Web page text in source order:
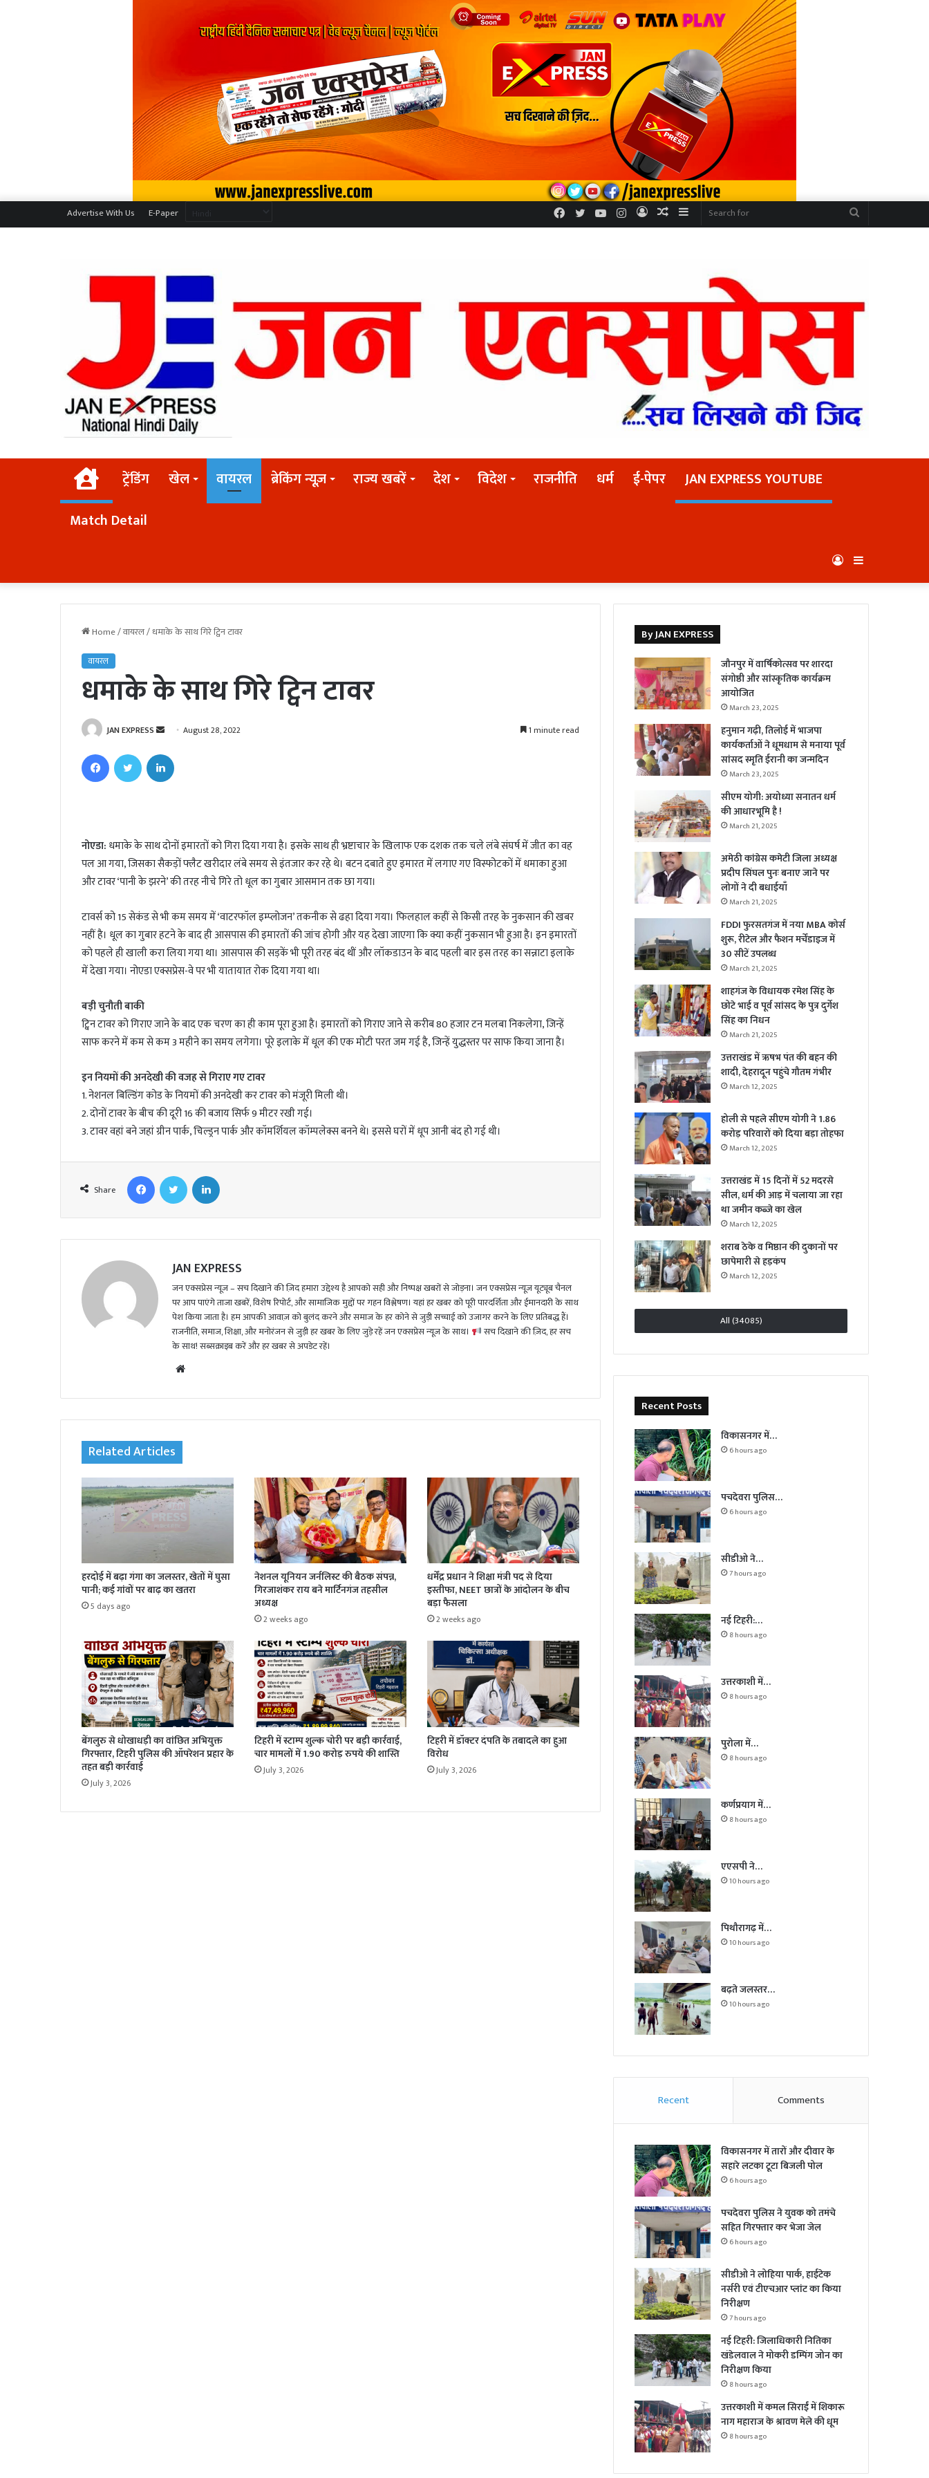
Advertise With Us E-Paper Sidebar
Random
Log
Instagram
YouTube
Twitter
Facebook
Homeट्रेंडिंग खेल वायरल ब्रेकिंग न्यूज़ राज्य खबरें देश विदेश राजनीति धर्म ई-पेपर
JAN EXPRESS YOUTUBE
Match Detail
Log
In
Home/वायरल/धमाके के साथ गिरे ट्विन टावर
वायरल
धमाके के साथ गिरे ट्विन टावर
JAN EXPRESS
d
m
a
i
August 28, 2022 1 minute read
नोएडा: धमाके के साथ दोनों इमारतों को गिरा दिया गया है। इसके साथ ही भ्रष्टाचार के खिलाफ एक दशक तक चले लंबे संघर्ष में जीत का वह
पल आ गया, जिसका सैकड़ों फ्लैट खरीदार लंबे समय से इंतजार कर रहे थे। बटन दबाते हुए इमारत में लगाए गए विस्फोटकों में धमाका हुआ
और टावर ‘पानी के झरने’ की तरह नीचे गिरे तो धूल का गुबार आसमान तक छा गया।
टावर्स को 15 सेकंड से भी कम समय में ‘वाटरफॉल इम्प्लोजन’ तकनीक से ढहा दिया गया। फिलहाल कहीं से किसी तरह के नुकसान की खबर
नहीं है। धूल का गुबार हटने के बाद ही आसपास की इमारतों की जांच होगी और यह देखा जाएगा कि क्या कहीं नुकसान भी हुआ है। इन इमारतों
को पहले ही खाली करा लिया गया था। आसपास की सड़कें भी पूरी तरह बंद थीं और लॉकडाउन के बाद पहली बार इस तरह का सन्नाटा इलाके
में देखा गया। नोएडा एक्सप्रेस-वे पर भी यातायात रोक दिया गया था।
बड़ी चुनौती बाकी
ट्विन टावर को गिराए जाने के बाद एक चरण का ही काम पूरा हुआ है। इमारतों को गिराए जाने से करीब 80 हजार टन मलबा निकलेगा, जिन्हें
साफ करने में कम से कम 3 महीने का समय लगेगा। पूरे इलाके में धूल की एक मोटी परत जम गई है, जिन्हें युद्धस्तर पर साफ किया जाना है।
इन नियमों की अनदेखी की वजह से गिराए गए टावर
1. नेशनल बिल्डिंग कोड के नियमों की अनदेखी कर टावर को मंजूरी मिली थी।
2. दोनों टावर के बीच की दूरी 16 की बजाय सिर्फ 9 मीटर रखी गई।
3. टावर वहां बने जहां ग्रीन पार्क, चिल्ड्रन पार्क और कॉमर्शियल कॉम्पलेक्स बनने थे। इससे घरों में धूप आनी बंद हो गई थी।
Share
JAN EXPRESS
जन एक्सप्रेस न्यूज़ – सच दिखाने की ज़िद हमारा उद्देश्य है आपको सही और निष्पक्ष खबरों से जोड़ना। जन एक्सप्रेस न्यूज़ यूट्यूब चैनल
पर आप पाएंगे ताजा खबरें, विशेष रिपोर्ट, और सामाजिक मुद्दों पर गहन विश्लेषण। यहां हर खबर को पूरी पारदर्शिता और ईमानदारी के साथ
पेश किया जाता है। हम आपकी आवाज़ को बुलंद करने और समाज के हर कोने से जुड़ी सच्चाई को उजागर करने के लिए प्रतिबद्ध हैं।
राजनीति, समाज, शिक्षा, और मनोरंजन से जुड़ी हर खबर के लिए जुड़े रहें जन एक्सप्रेस न्यूज़ के साथ।
सच दिखाने की ज़िद, हर सच
के साथ! सब्सक्राइब करें और हर खबर से अपडेट रहें।
te
Related Articles
हरदोई में बढ़ा गंगा का जलस्तर, खेतों में घुसा
पानी; कई गांवों पर बाढ़ का खतरा
5 days ago
नेशनल यूनियन जर्नलिस्ट की बैठक संपन्न,
गिरजाशंकर राय बने मार्टिनगंज तहसील
अध्यक्ष
2 weeks ago
धर्मेंद्र प्रधान ने शिक्षा मंत्री पद से दिया
इस्तीफा, NEET छात्रों के आंदोलन के बीच
बड़ा फैसला
2 weeks ago
बेंगलुरु से धोखाधड़ी का वांछित अभियुक्त
गिरफ्तार, टिहरी पुलिस की ऑपरेशन प्रहार के
तहत बड़ी कार्रवाई
July 3, 2026
टिहरी में स्टाम्प शुल्क चोरी पर बड़ी कार्रवाई,
चार मामलों में 1.90 करोड़ रुपये की शास्ति
July 3, 2026
टिहरी में डॉक्टर दंपति के तबादले का हुआ
विरोध
July 3, 2026
By JAN EXPRESS
जौनपुर में वार्षिकोत्सव पर शारदा
संगोष्ठी और सांस्कृतिक कार्यक्रम
आयोजित
March 23, 2025
हनुमान गढ़ी, तिलोई में भाजपा
कार्यकर्ताओं ने धूमधाम से मनाया पूर्व
सांसद स्मृति ईरानी का जन्मदिन
March 23, 2025
सीएम योगी: अयोध्या सनातन धर्म
की आधारभूमि है !
March 21, 2025
अमेठी कांग्रेस कमेटी जिला अध्यक्ष
प्रदीप सिंघल पुनः बनाए जाने पर
लोगों ने दी बधाईयाँ
March 21, 2025
FDDI फुरसतगंज में नया MBA कोर्स
शुरू, रीटेल और फैशन मर्चेंडाइज में
30 सीटें उपलब्ध
March 21, 2025
शाहगंज के विधायक रमेश सिंह के
छोटे भाई व पूर्व सांसद के पुत्र दुर्गेश
सिंह का निधन
March 21, 2025
उत्तराखंड में ऋषभ पंत की बहन की
शादी, देहरादून पहुंचे गौतम गंभीर
March 12, 2025
होली से पहले सीएम योगी ने 1.86
करोड़ परिवारों को दिया बड़ा तोहफा
March 12, 2025
उत्तराखंड में 15 दिनों में 52 मदरसे
सील, धर्म की आड़ में चलाया जा रहा
था जमीन कब्जे का खेल
March 12, 2025
शराब ठेके व मिष्ठान की दुकानों पर
छापेमारी से हड़कंप
March 12, 2025
All (34085)
Recent Posts
विकासनगर में…
6 hours ago
पचदेवरा पुलिस…
6 hours ago
सीडीओ ने…
7 hours ago
नई टिहरी:…
8 hours ago
उत्तरकाशी में…
8 hours ago
पुरोला में…
8 hours ago
कर्णप्रयाग में…
8 hours ago
एएसपी ने…
10 hours ago
पिथौरागढ़ में…
10 hours ago
बढ़ते जलस्तर…
10 hours ago
Recent Comments
विकासनगर में तारों और दीवार के
सहारे लटका टूटा बिजली पोल
6 hours ago
पचदेवरा पुलिस ने युवक को तमंचे
सहित गिरफ्तार कर भेजा जेल
6 hours ago
सीडीओ ने लोहिया पार्क, हाईटेक
नर्सरी एवं टीएचआर प्लांट का किया
निरीक्षण
7 hours ago
नई टिहरी: जिलाधिकारी नितिका
खंडेलवाल ने मोकरी डम्पिंग जोन का
निरीक्षण किया
8 hours ago
उत्तरकाशी में कमल सिराईं में शिकारू
नाग महाराज के श्रावण मेले की धूम
8 hours ago